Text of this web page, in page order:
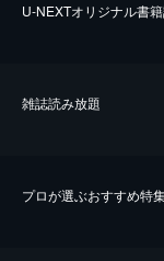
U-NEXTオリジナル書
雑誌読み放題
プロが選ぶおすすめ特